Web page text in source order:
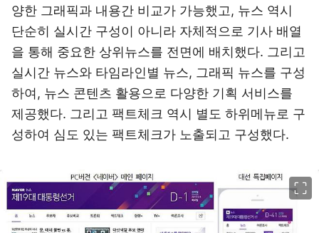
양한 그래픽과 내용간 비교가 가능했고, 뉴스 역시
단순히 실시간 구성이 아니라 자체적으로 기사 배열
을 통해 중요한 상위뉴스를 전면에 배치했다. 그리고
실시간 뉴스와 타임라인별 뉴스, 그래픽 뉴스를 구성
하여, 뉴스 콘텐츠 활용으로 다양한 기획 서비스를
제공했다. 그리고 팩트체크 역시 별도 하위메뉴로 구
성하여 심도 있는 팩트체크가 노출되고 구성했다.